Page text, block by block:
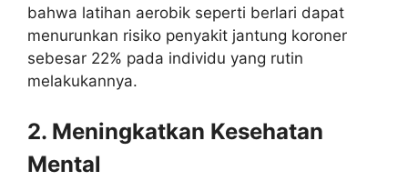
bahwa latihan aerobik seperti berlari dapat
menurunkan risiko penyakit jantung koroner
sebesar 22% pada individu yang rutin
melakukannya.
2. Meningkatkan Kesehatan
Mental